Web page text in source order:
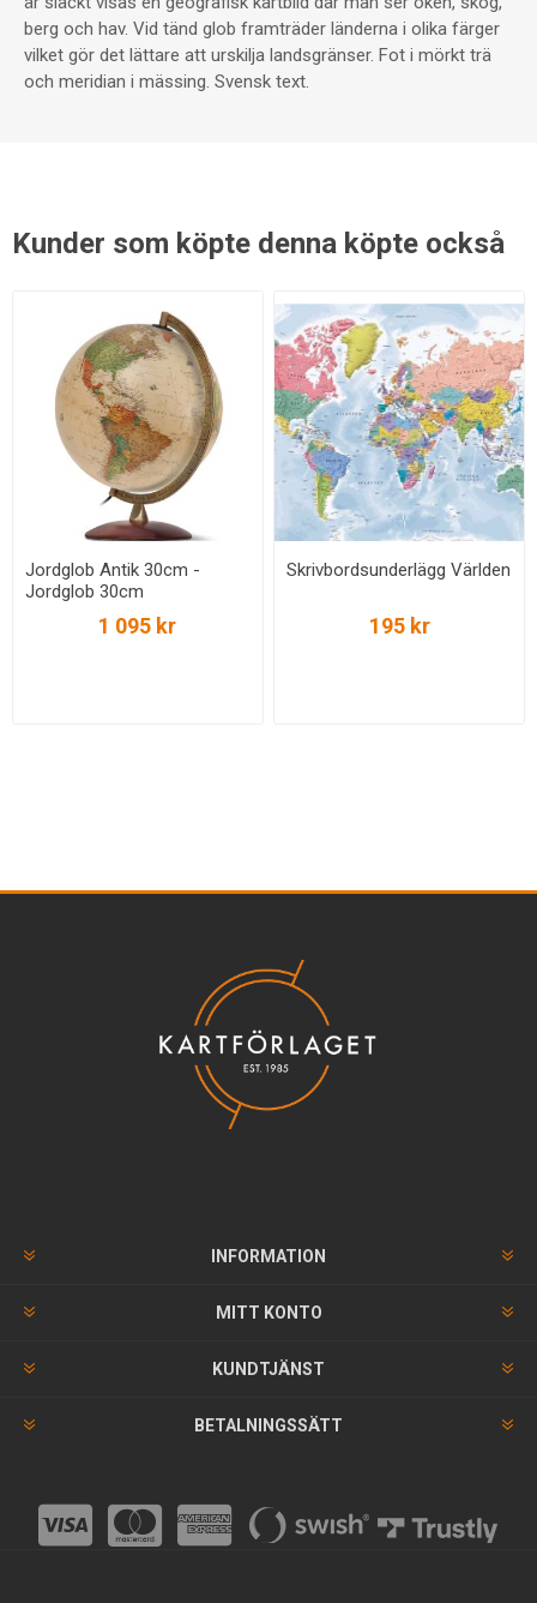
berg och hav. Vid tänd glob framträder länderna i olika färger
vilket gör det lättare att urskilja landsgränser. Fot i mörkt trä
och meridian i mässing. Svensk text.
Kunder som köpte denna köpte också
Jordglob Antik 30cm -
Jordglob 30cm
1 095 kr
Skrivbordsunderlägg Världen
195 kr
INFORMATION
MITT KONTO
KUNDTJÄNST
BETALNINGSSÄTT